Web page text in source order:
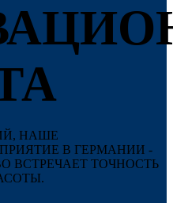
НАШЕ
В ГЕРМАНИИ -
ВСТРЕЧАЕТ ТОЧНОСТЬ